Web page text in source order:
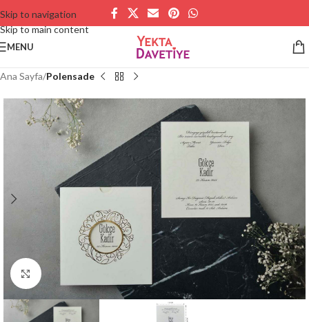
Skip to navigation
Skip to main content
MENU
Ana Sayfa Polensade
Büyütmek için tıklayın